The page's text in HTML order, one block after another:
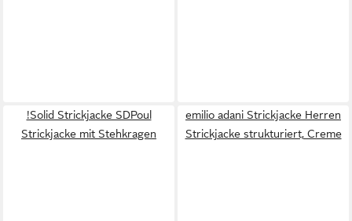
!Solid Strickjacke SDPoul
Strickjacke mit Stehkragen
emilio adani Strickjacke Herren
Strickjacke strukturiert, Creme